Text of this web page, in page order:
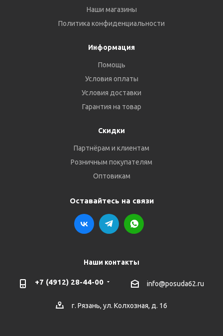
Наши магазины
Политика конфиденциальности
Информация
Помощь
Условия оплаты
Условия доставки
Гарантия на товар
Скидки
Партнёрам и клиентам
Розничным покупателям
Оптовикам
Оставайтесь на связи
Наши контакты
+7 (4912) 28-44-00 info@posuda62.ru
г. Рязань, ул. Колхозная, д. 16